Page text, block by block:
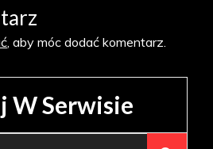
, aby móc dodać komentarz.
W Serwisie